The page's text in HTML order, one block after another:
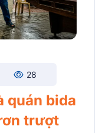
28
quán bida
trượt